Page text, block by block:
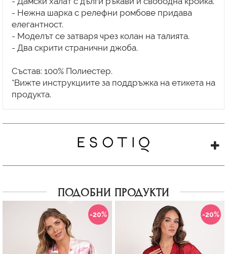
- Нежна шарка с релефни ромбове придава
елегантност.
- Моделът се затваря чрез колан на талията.
- Два скрити странични джоба.
Състав: 100% Полиестер.
*Вижте инструкциите за поддръжка на етикета на
продукта.
ПОДОБНИ ПРОДУКТИ
-20% -20%